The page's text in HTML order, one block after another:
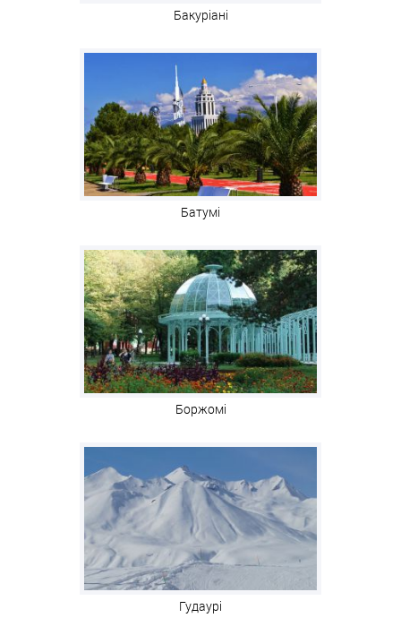
Бакуріані
Батумі
Боржомі
Гудаурі